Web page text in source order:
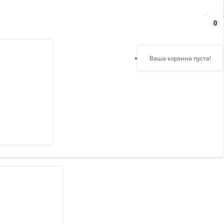
0
Ваша корзина пуста!